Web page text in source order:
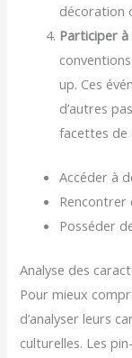
décoration
Participer à
up. Ces
d’autres
facettes de
Accéder à
Rencontrer
Posséder
Analyse des
Pour mieux
d’analyser leurs
culturelles. Les